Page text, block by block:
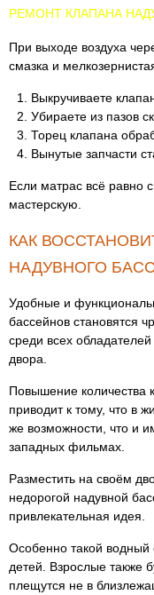
РЕМОНТ КЛАПАНА
При выходе воздуха
смазка и
Выкручиваете
Убираете из пазов
Торец клапана
Вынутые запчасти
Если матрас всё равно
мастерскую.
КАК
НАДУВНОГО
Удобные и
бассейнов становятся
среди всех
двора.
Повышение количества
приводит к тому, что в
же возможности, что и
западных фильмах.
Разместить на своём
недорогой надувной
привлекательная идея.
Особенно такой водный
детей. Взрослые также
плещутся не в